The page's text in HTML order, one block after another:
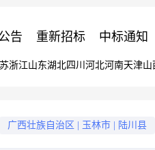
告 重新招标 中标通知
浙江山东湖北四川 河北河南天津山
广西壮族自治区 玉林市 陆川县